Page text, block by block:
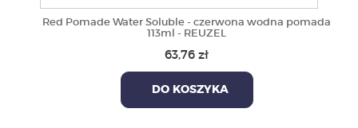
Red Pomade Water Soluble - czerwona wodna pomada
113ml - REUZEL
63,76 zł
DO KOSZYKA